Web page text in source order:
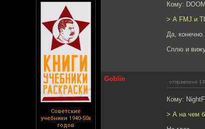
Советские
учебники 1940-50х
годов
Кому:
> А FMJ и
Да, конечно.
Сплю и вижу
Goblin отправлено
Кому:
> А на чем